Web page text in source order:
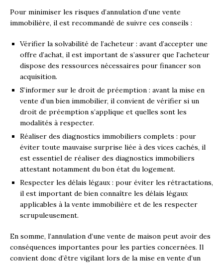
Pour minimiser les risques d’annulation d’une vente
immobilière, il est recommandé de suivre ces conseils :
Vérifier la solvabilité de l’acheteur : avant d’accepter une
offre d’achat, il est important de s’assurer que l’acheteur
dispose des ressources nécessaires pour financer son
acquisition.
S’informer sur le droit de préemption : avant la mise en
vente d’un bien immobilier, il convient de vérifier si un
droit de préemption s’applique et quelles sont les
modalités à respecter.
Réaliser des diagnostics immobiliers complets : pour
éviter toute mauvaise surprise liée à des vices cachés, il
est essentiel de réaliser des diagnostics immobiliers
attestant notamment du bon état du logement.
Respecter les délais légaux : pour éviter les rétractations,
il est important de bien connaître les délais légaux
applicables à la vente immobilière et de les respecter
scrupuleusement.
En somme, l’annulation d’une vente de maison peut avoir des
conséquences importantes pour les parties concernées. Il
convient donc d’être vigilant lors de la mise en vente d’un